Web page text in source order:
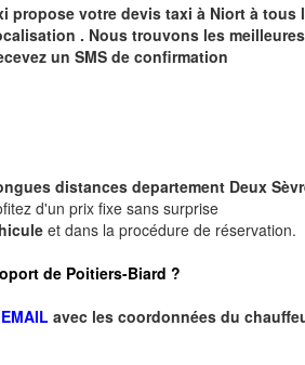
propose votre devis taxi à Niort à tous
. Nous trouvons les meilleures
un SMS de confirmation
distances departement Deux
d'un prix fixe sans surprise
et dans la procédure de réservation.
de Poitiers-Biard ?
avec les coordonnées du